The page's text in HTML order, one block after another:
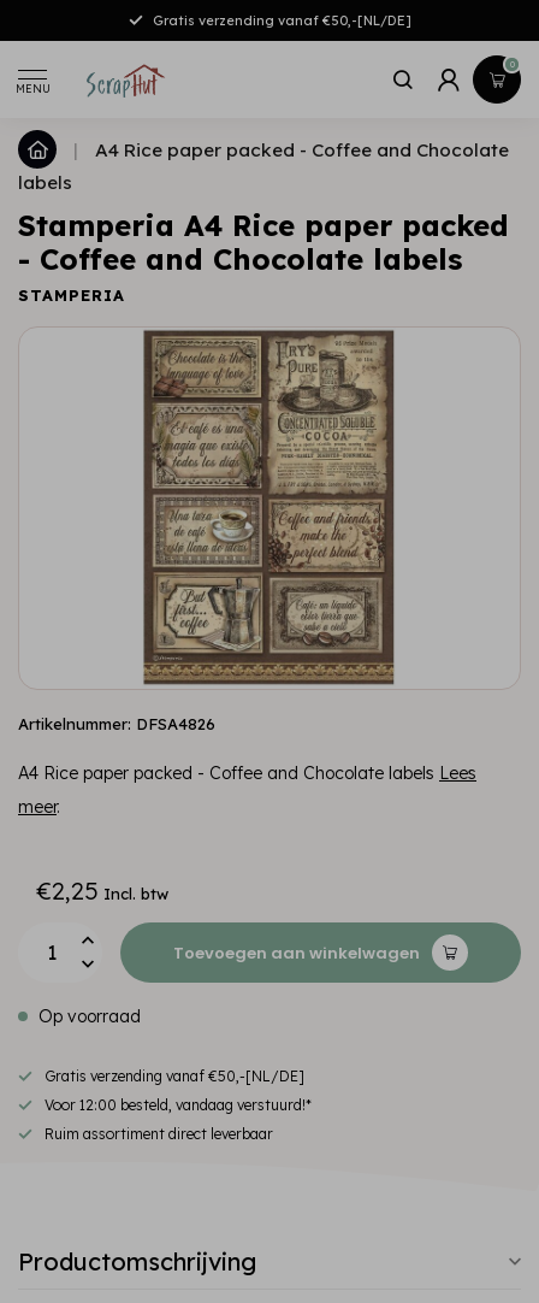
Gratis verzending vanaf €50,-[NL/DE]
MENU
0
|
A4 Rice paper packed - Coffee and Chocolate
labels
Stamperia A4 Rice paper packed
- Coffee and Chocolate labels
STAMPERIA
Artikelnummer: DFSA4826
A4 Rice paper packed - Coffee and Chocolate labels Lees
meer.
€2,25 Incl. btw
Toevoegen aan winkelwagen
Op voorraad
Gratis verzending vanaf €50,-[NL/DE]
Voor 12:00 besteld, vandaag verstuurd!*
Ruim assortiment direct leverbaar
Productomschrijving